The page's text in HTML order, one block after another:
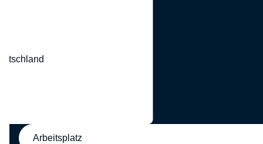
Arbeitsplatz